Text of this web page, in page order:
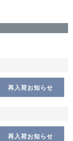
再入荷お知らせ
再入荷お知らせ